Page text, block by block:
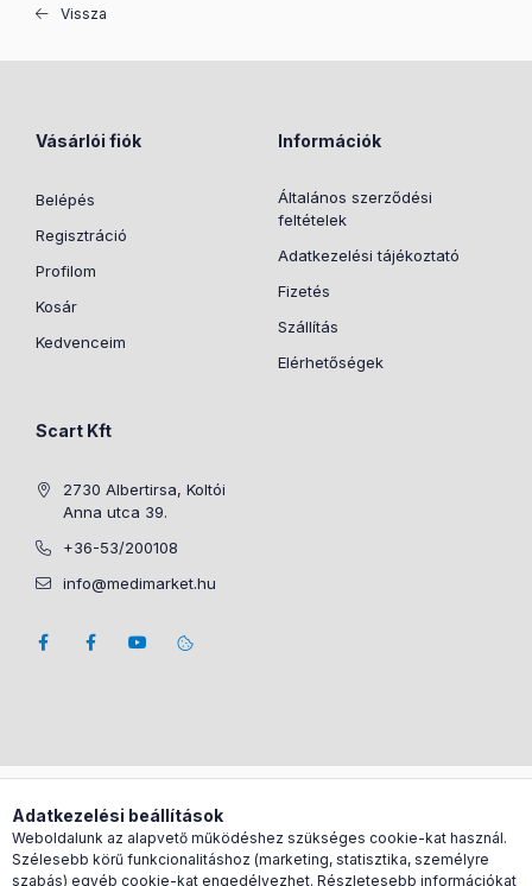
Vissza
Vásárlói fiók
Belépés
Regisztráció
Profilom
Kosár
Kedvenceim
Információk
Általános szerződési
feltételek
Adatkezelési tájékoztató
Fizetés
Szállítás
Elérhetőségek
Scart Kft
2730 Albertirsa, Koltói
Anna utca 39.
+36-53/200108
info@medimarket.hu
Árukereső.hu
Adatkezelési beállítások
Weboldalunk az alapvető működéshez szükséges cookie-kat használ.
Szélesebb körű funkcionalitáshoz (marketing, statisztika, személyre
szabás) egyéb cookie-kat engedélyezhet. Részletesebb információkat